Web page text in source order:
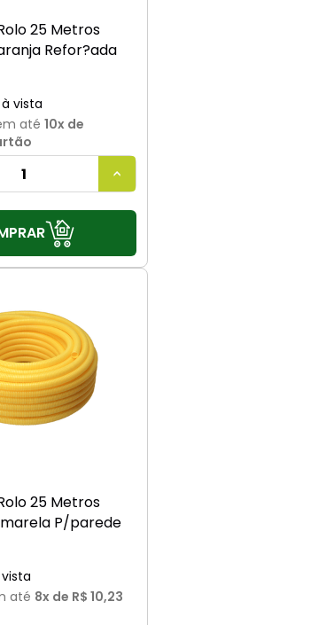
25 Metros
Refor?ada
até 10x de
25 Metros
P/parede
até 8x de R$ 10,23